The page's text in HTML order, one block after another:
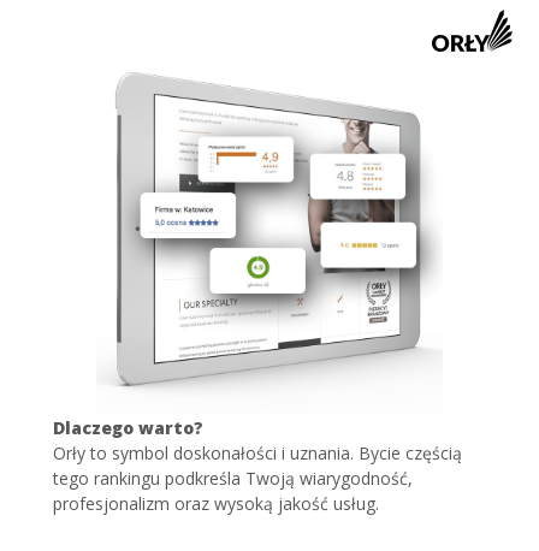
Dlaczego warto?
Orły to symbol doskonałości i uznania. Bycie częścią
tego rankingu podkreśla Twoją wiarygodność,
profesjonalizm oraz wysoką jakość usług.